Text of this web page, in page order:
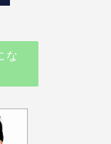
な